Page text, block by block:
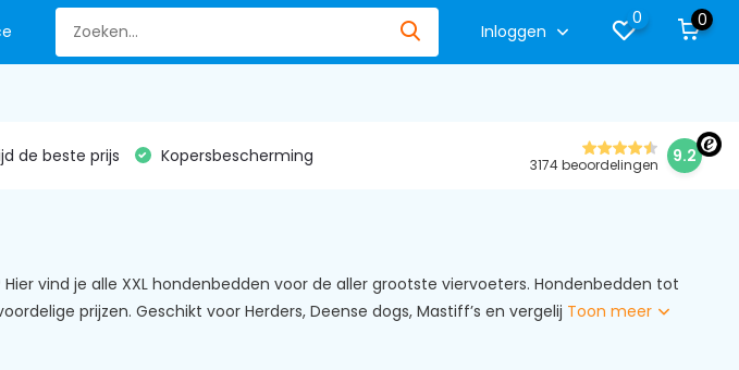
Inloggen
0 0
de beste prijs Kopersbescherming 3174 beoordelingen 9.2
vind je alle XXL hondenbedden voor de aller grootste viervoeters. Hondenbedden tot
prijzen. Geschikt voor Herders, Deense dogs, Mastiff’s en vergelij Toon meer